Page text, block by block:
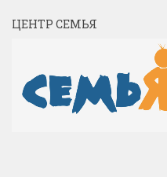
ЦЕНТР СЕМЬЯ